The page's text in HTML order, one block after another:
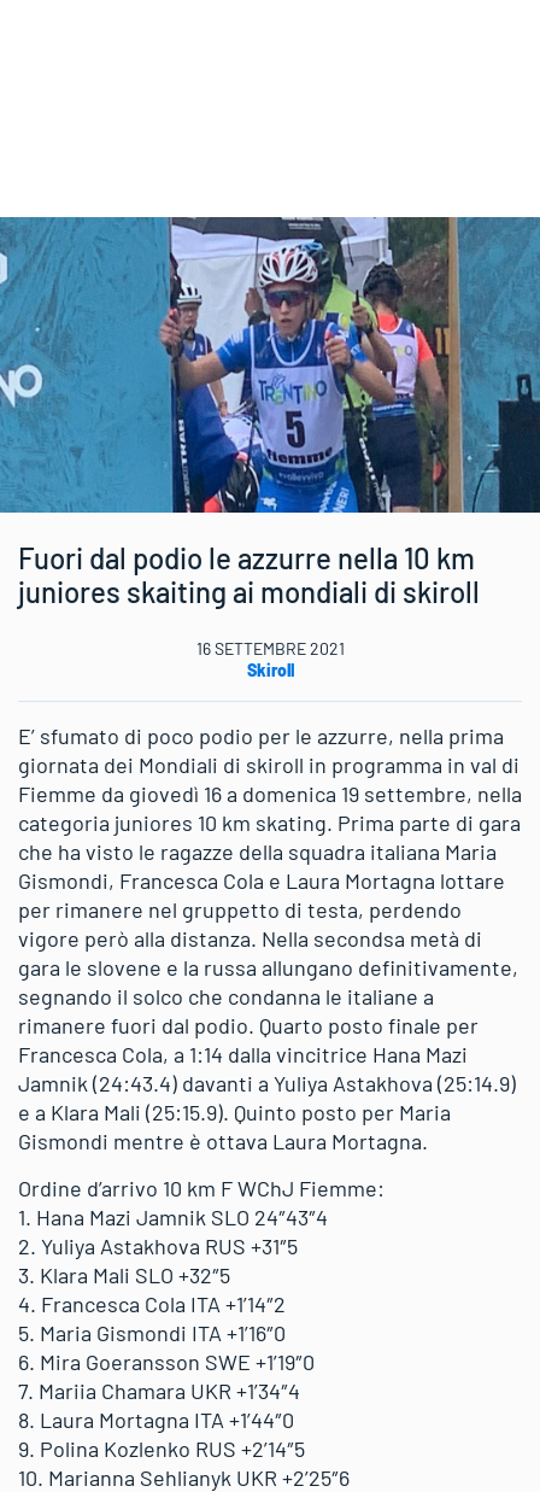
Fuori dal podio le azzurre nella 10 km
juniores skaiting ai mondiali di skiroll
16 SETTEMBRE 2021
Skiroll
E’ sfumato di poco podio per le azzurre, nella prima
giornata dei Mondiali di skiroll in programma in val di
Fiemme da giovedì 16 a domenica 19 settembre, nella
categoria juniores 10 km skating. Prima parte di gara
che ha visto le ragazze della squadra italiana Maria
Gismondi, Francesca Cola e Laura Mortagna lottare
per rimanere nel gruppetto di testa, perdendo
vigore però alla distanza. Nella secondsa metà di
gara le slovene e la russa allungano definitivamente,
segnando il solco che condanna le italiane a
rimanere fuori dal podio. Quarto posto finale per
Francesca Cola, a 1:14 dalla vincitrice Hana Mazi
Jamnik (24:43.4) davanti a Yuliya Astakhova (25:14.9)
e a Klara Mali (25:15.9). Quinto posto per Maria
Gismondi mentre è ottava Laura Mortagna.
Ordine d’arrivo 10 km F WChJ Fiemme:
1. Hana Mazi Jamnik SLO 24″43″4
2. Yuliya Astakhova RUS +31″5
3. Klara Mali SLO +32″5
4. Francesca Cola ITA +1’14″2
5. Maria Gismondi ITA +1’16″0
6. Mira Goeransson SWE +1’19″0
7. Mariia Chamara UKR +1’34″4
8. Laura Mortagna ITA +1’44″0
9. Polina Kozlenko RUS +2’14″5
10. Marianna Sehlianyk UKR +2’25″6